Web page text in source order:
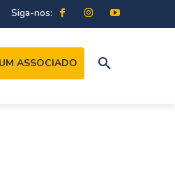
Siga-nos:
ASSOCIADO